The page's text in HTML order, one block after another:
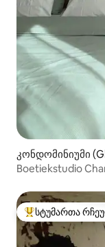
კონდომინიუმი
Boetiekstudio
სტუმართა
სტუმართა